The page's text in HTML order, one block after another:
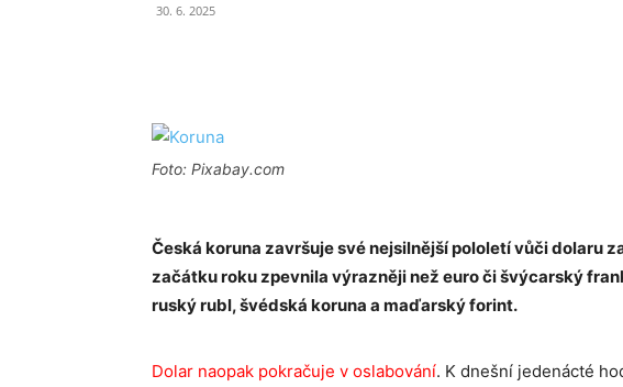
30. 6. 2025
Foto: Pixabay.com
Česká koruna završuje své nejsilnější pololetí vůči dolaru
začátku roku zpevnila výrazněji než euro či švýcarský
ruský rubl, švédská koruna a maďarský forint.
Dolar naopak pokračuje v oslabování. K dnešní jedenácté